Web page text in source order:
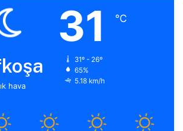
hava
31 ℃
31º - 26º
65%
5.18 km/h